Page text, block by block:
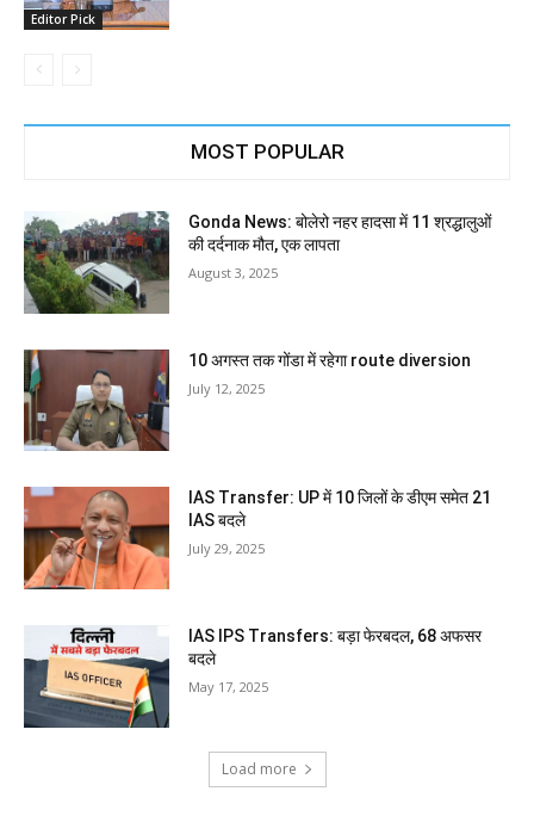
Editor Pick
MOST POPULAR
Gonda News: बोलेरो नहर हादसा में 11 श्रद्धालुओं
की दर्दनाक मौत, एक लापता
August 3, 2025
10 अगस्त तक गोंडा में रहेगा route diversion
July 12, 2025
IAS Transfer: UP में 10 जिलों के डीएम समेत 21
IAS बदले
July 29, 2025
IAS IPS Transfers: बड़ा फेरबदल, 68 अफसर
बदले
May 17, 2025
Load more